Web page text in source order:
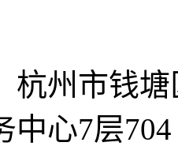
杭州市钱
中心7层704